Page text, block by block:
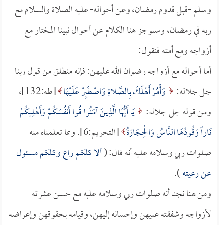
وسلم -قبل قدوم رمضان، وعن أحواله- عليه الصلاة والسلام مع
ربه في رمضان، وسنوجز هنا الكلام عن أحوال نبينا المختار مع
أزواجه ومع أمته فنقول:
أما أحواله مع أزواجه رضوان الله عليهن: فإنه منطلق من قول ربنا
جل جلاله:
وَأْمُرْ أَهْلَكَ بِالصَّلاةِ وَاصْطَبِرْ عَلَيْهَا
[طه:132]،
ومن قوله جل جلاله: يَا أَيُّهَا الَّذِينَ آمَنُوا قُوا أَنفُسَكُمْ وَأَهْلِيكُمْ
نَاراً وَقُودُهَا النَّاسُ وَالْحِجَارَةُ
[التحريم:6]. ومما تعلمناه منه
صلوات ربي وسلامه عليه أنه قال: (ألا كلكم راع وكلكم مسئول
عن رعيته).
ومن هنا نجد أنه صلوات ربي وسلامه عليه مع حسن عشرته
لأزواجه وشفقته عليهن وإحسانه إليهن، وقيامه بحقوقهن وإعراضه